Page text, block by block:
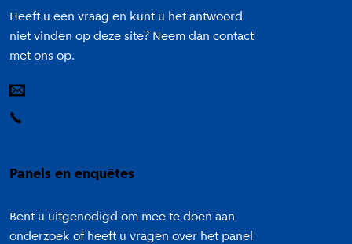
Heeft u een vraag en kunt u het antwoord
niet vinden op deze site? Neem dan contact
met ons op.
Panels en enquêtes
Bent u uitgenodigd om mee te doen aan
onderzoek of heeft u vragen over het panel